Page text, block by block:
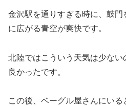
金沢駅を通りすぎる時に、鼓門
に広がる青空が爽快です。
北陸ではこういう天気は少な
良かったです。
この後、ベーグル屋さんにい